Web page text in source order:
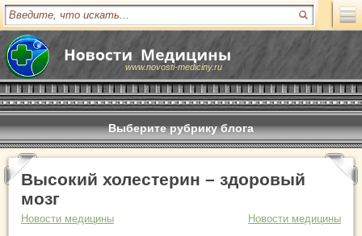
www.novosti-mediciny.ru
Выберите рубрику блога
Высокий холестерин – здоровый
мозг
Новости медицины
Новости медицины